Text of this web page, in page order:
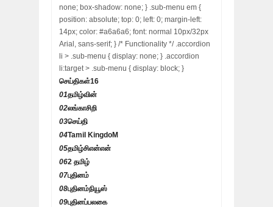
none; box-shadow: none; } .sub-menu em {
position: absolute; top: 0; left: 0; margin-left:
14px; color: #a6a6a6; font: normal 10px/32px
Arial, sans-serif; } /* Functionality */ .accordion
li > .sub-menu { display: none; } .accordion
li:target > .sub-menu { display: block; }
செய்திகள்16
01தமிழ்வின்
02லங்காசிறி
03செய்தி
04Tamil KingdoM
05தமிழ்சிஎன்என்
062 தமிழ்
07புதினம்
08புதினம்நியூஸ்
09புதினப்பலகை